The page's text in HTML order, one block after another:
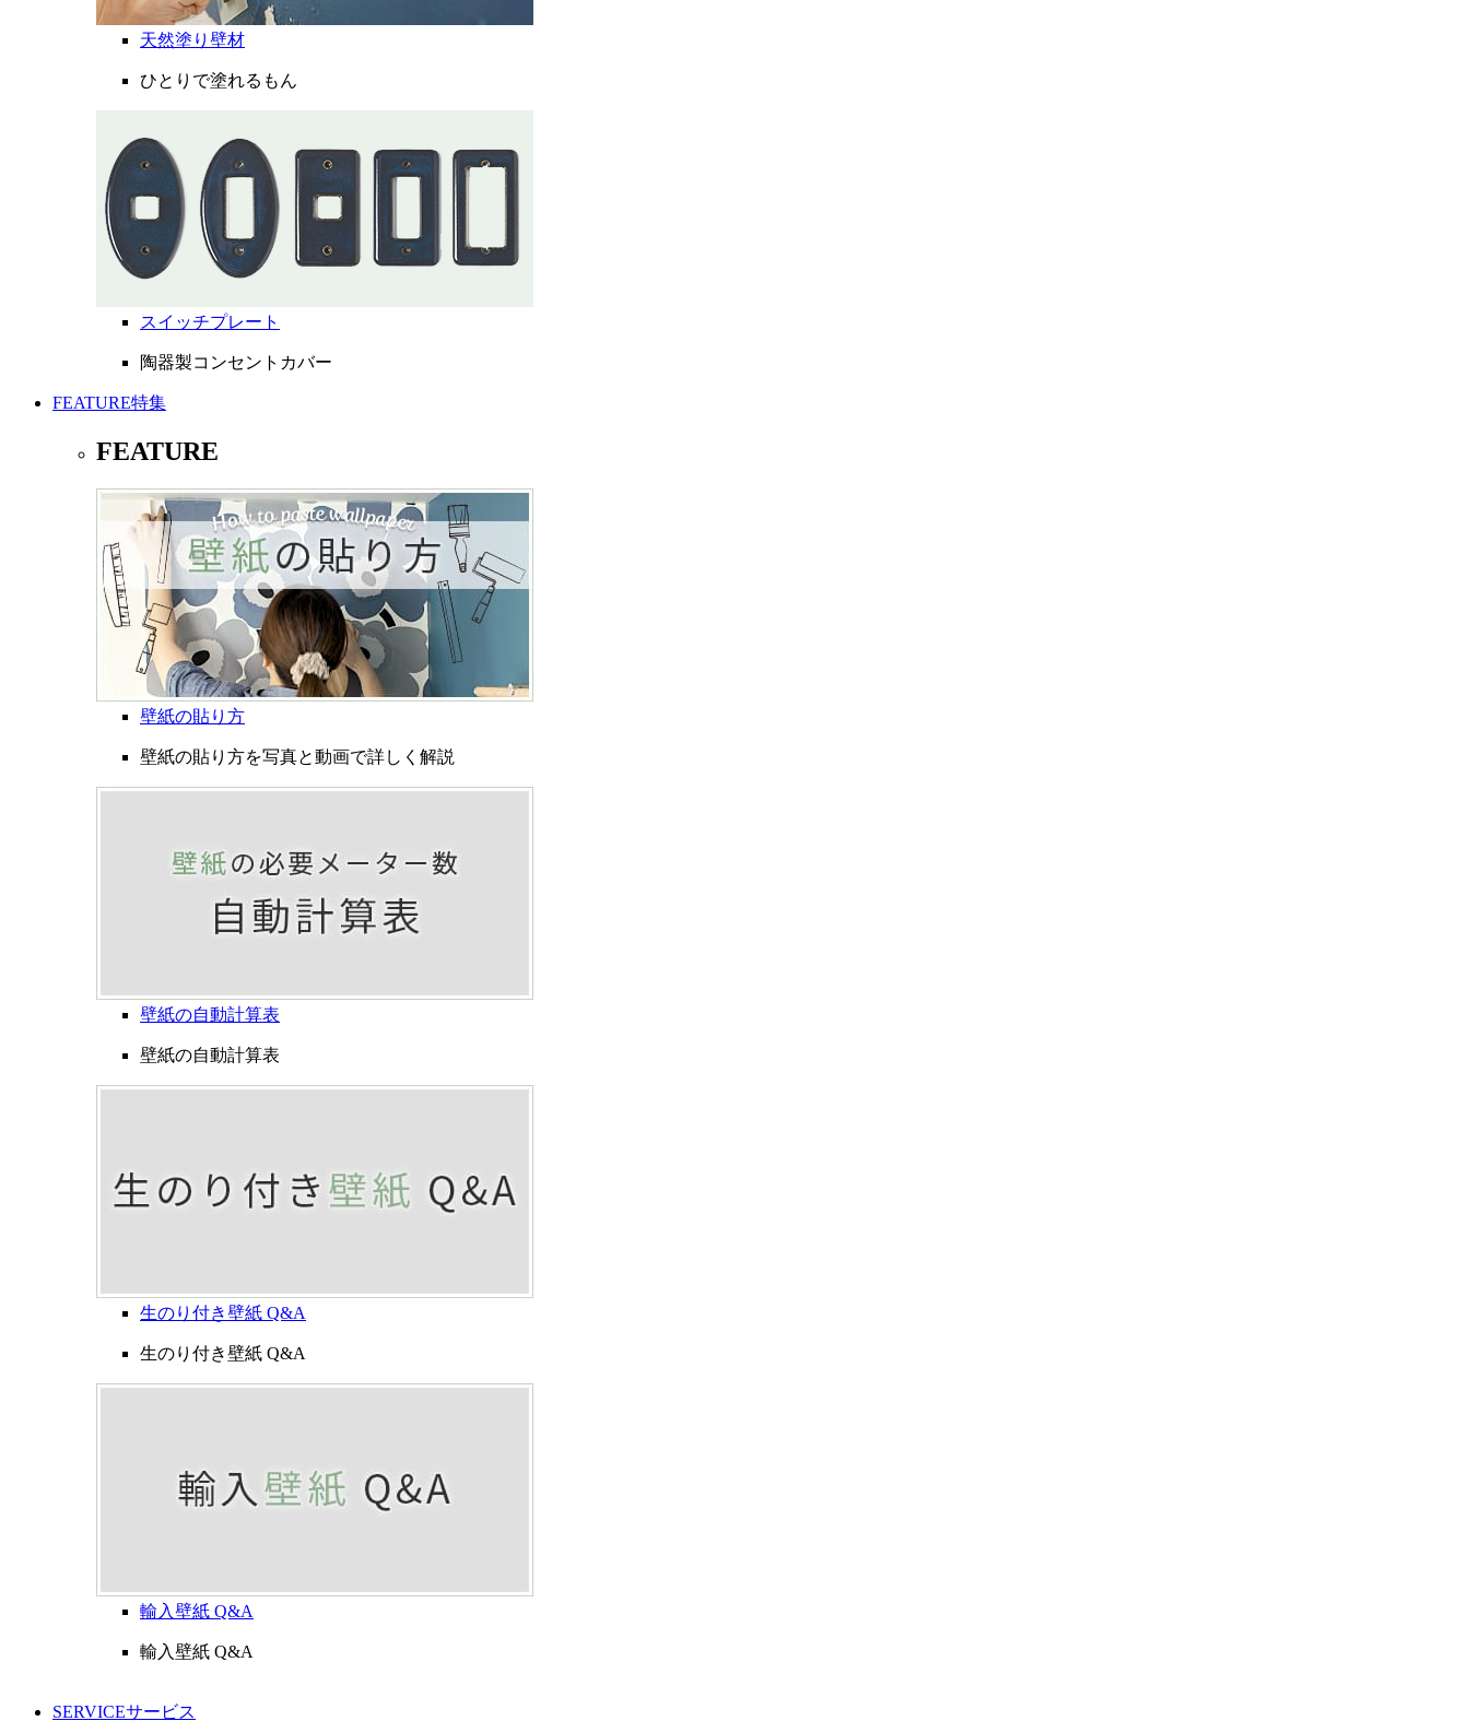
天然塗り壁材
ひとりで塗れるもん
スイッチプレート
陶器製コンセントカバー
FEATURE特集
FEATURE
壁紙の貼り方
壁紙の貼り方を写真と動画で詳しく解説
壁紙の自動計算表
壁紙の自動計算表
生のり付き壁紙 Q&A
生のり付き壁紙 Q&A
輸入壁紙 Q&A
輸入壁紙 Q&A
SERVICEサービス